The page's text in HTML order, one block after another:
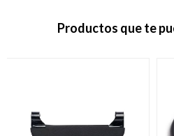
Productos que te